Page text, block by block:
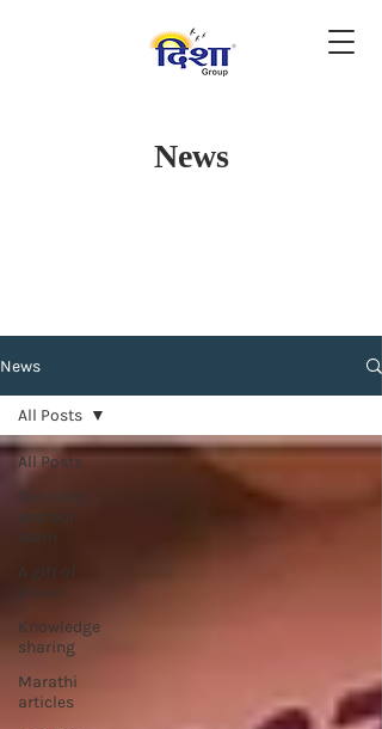
News
News
All Posts
Our story
and our
team
A gift of
vision
Knowledge
sharing
Marathi
articles
All Posts